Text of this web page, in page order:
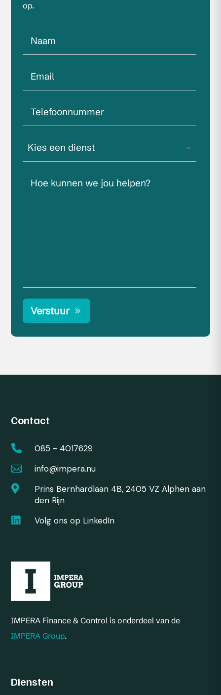
op.
Verstuur
Contact
 085 - 4017629
 info@impera.nu

Prins Bernhardlaan 4B, 2405 VZ Alphen aan
den Rijn
 Volg ons op LinkedIn
IMPERA Finance & Control is onderdeel van de
IMPERA Group.
Diensten